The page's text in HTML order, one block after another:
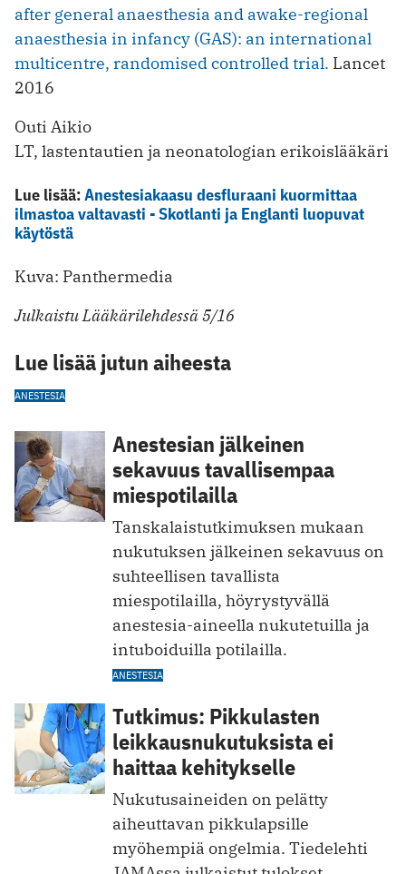
after general anaesthesia and awake-regional
anaesthesia in infancy (GAS): an international
multicentre, randomised controlled trial. Lancet
2016
Outi Aikio
LT, lastentautien ja neonatologian erikoislääkäri
Lue lisää:Anestesiakaasu desfluraani kuormittaa
ilmastoa valtavasti - Skotlanti ja Englanti luopuvat
käytöstä
Kuva: Panthermedia
Julkaistu Lääkärilehdessä 5/16
Lue lisää jutun aiheesta
ANESTESIA
Anestesian jälkeinen
sekavuus tavallisempaa
miespotilailla
Tanskalaistutkimuksen mukaan
nukutuksen jälkeinen sekavuus on
suhteellisen tavallista
miespotilailla, höyrystyvällä
anestesia-aineella nukutetuilla ja
intuboiduilla potilailla.
ANESTESIA
Tutkimus: Pikkulasten
leikkausnukutuksista ei
haittaa kehitykselle
Nukutusaineiden on pelätty
aiheuttavan pikkulapsille
myöhempiä ongelmia. Tiedelehti